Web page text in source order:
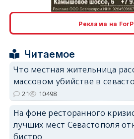
Реклама на
Читаемое
Что местная жительница
массовом убийстве в
21 10498
На фоне ресторанного
лучших мест Севастополя
бистро